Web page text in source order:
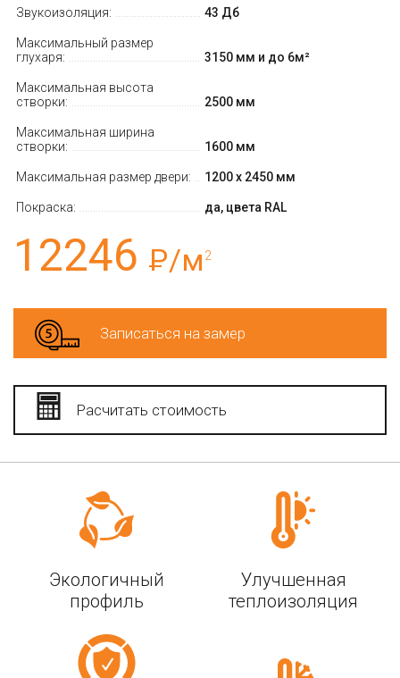
Звукоизоляция: 43 Дб
Максимальный размер
глухаря:
3150 мм и до 6м²
Максимальная высота
створки:
2500 мм
Максимальная ширина
створки:
1600 мм
Максимальная размер двери: 1200 х 2450 мм
Покраска: да, цвета RAL
12246 Р/м 2
Записаться на замер
Расчитать стоимость
Экологичный
профиль
Улучшенная
теплоизоляция